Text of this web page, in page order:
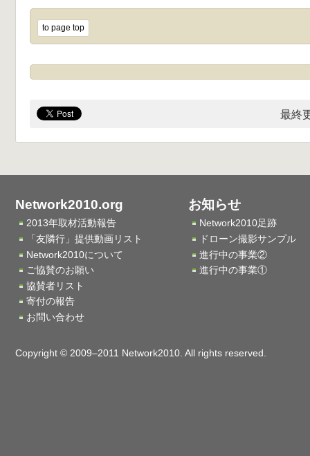
to page top
最終
Network2010.org
2013年取材活動報告
「友隣行」提供動画リスト
Network2010について
ご協賛のお願い
協賛者リスト
寄付の報告
お問い合わせ
お知らせ
Network2010足跡
ドローン撮影サンプル
進行中の事業②
進行中の事業①
Copyright © 2009–2011 Network2010. All rights reserved.